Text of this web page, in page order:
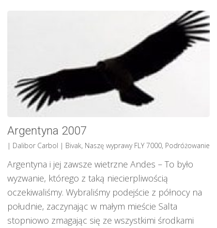
Argentyna 2007
| Dalibor Carbol | Bivak, Naszę wyprawy FLY 7000, Podróżowanie
Argentyna i jej zawsze wietrzne Andes – To było
wyzwanie, którego z taką niecierpliwością
oczekiwaliśmy. Wybraliśmy podejście z północy na
południe, zaczynając w małym mieście Salta
stopniowo zmagając się ze wszystkimi środkami